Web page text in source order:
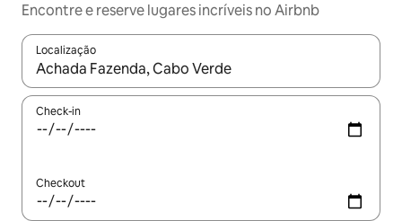
Encontre e reserve lugares incríveis no Airbnb
Localização
Quando os resultados estiverem disponíveis, explore-os
Check-in
Checkout